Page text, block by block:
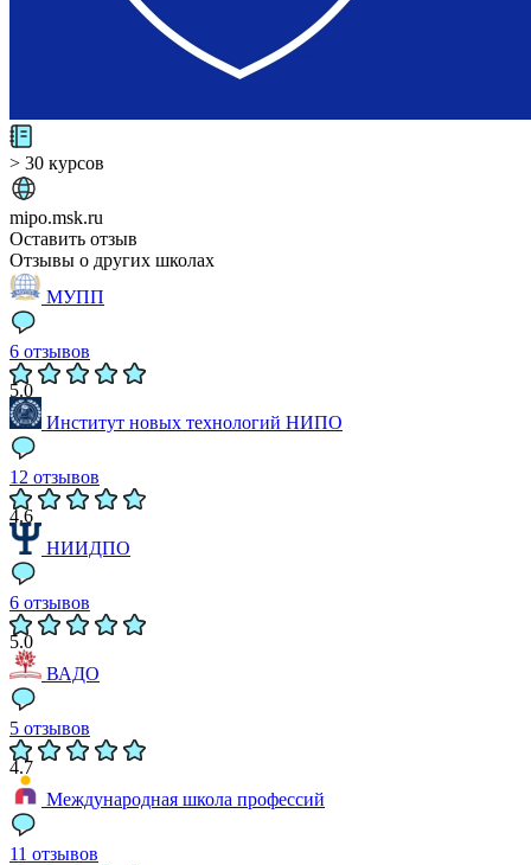
> 30 курсов
mipo.msk.ru
Оставить отзыв
Отзывы о других школах
МУПП
6 отзывов
5.0
Институт новых технологий НИПО
12 отзывов
4.6
НИИДПО
6 отзывов
5.0
ВАДО
5 отзывов
4.7
Международная школа профессий
11 отзывов